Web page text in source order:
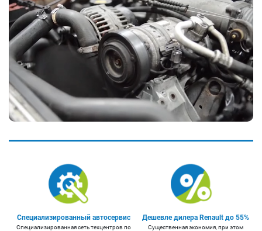
Специализированный автосервис
Специализированная сеть техцентров по
Дешевле дилера Renault до 55%
Существенная экономия, при этом